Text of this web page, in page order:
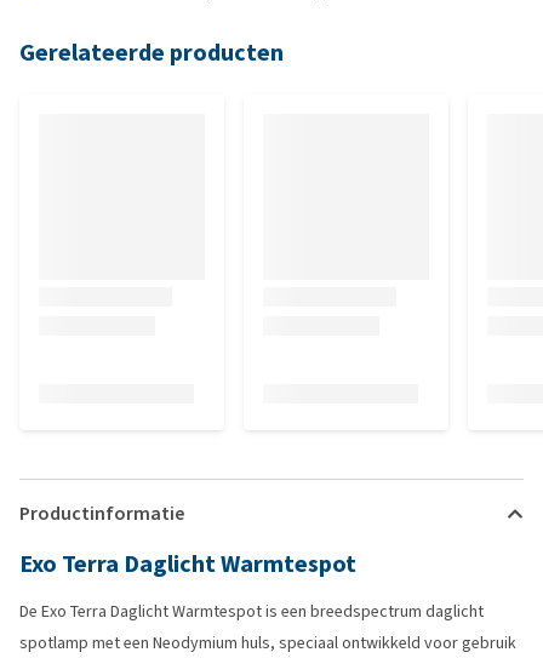
Gerelateerde producten
Productinformatie
Exo Terra Daglicht Warmtespot
De Exo Terra Daglicht Warmtespot is een breedspectrum daglicht
spotlamp met een Neodymium huls, speciaal ontwikkeld voor gebruik